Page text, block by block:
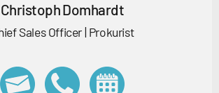
Christoph Domhardt
Sales Officer | Prokurist